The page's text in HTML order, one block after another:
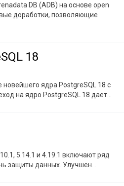
DB (ADB) на основе open
доработки, позволяющие
18
ядра PostgreSQL 18 с
на ядро PostgreSQL 18 дает
5.14.1 и 4.19.1 включают ряд
защиты данных. Улучшен